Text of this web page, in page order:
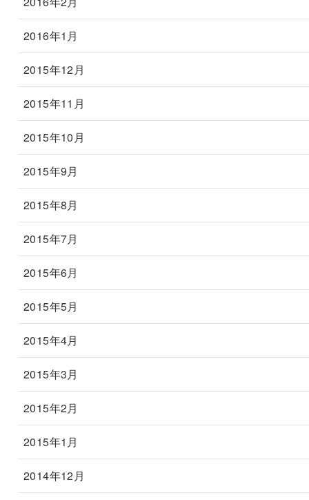
2016年1月
2015年12月
2015年11月
2015年10月
2015年9月
2015年8月
2015年7月
2015年6月
2015年5月
2015年4月
2015年3月
2015年2月
2015年1月
2014年12月